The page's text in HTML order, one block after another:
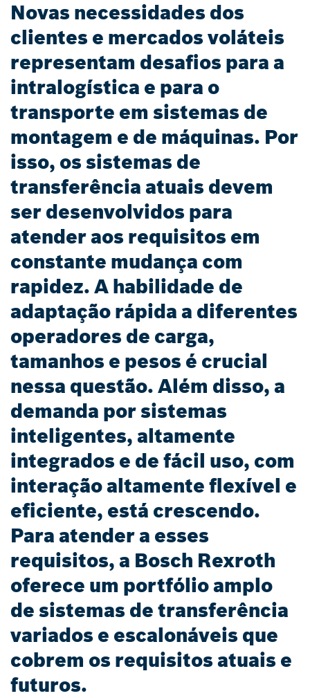
Novas necessidades dos
clientes e mercados voláteis
representam desafios para a
intralogística e para o
transporte em sistemas de
montagem e de máquinas. Por
isso, os sistemas de
transferência atuais devem
ser desenvolvidos para
atender aos requisitos em
constante mudança com
rapidez. A habilidade de
adaptação rápida a diferentes
operadores de carga,
tamanhos e pesos é crucial
nessa questão. Além disso, a
demanda por sistemas
inteligentes, altamente
integrados e de fácil uso, com
interação altamente flexível e
eficiente, está crescendo.
Para atender a esses
requisitos, a Bosch Rexroth
oferece um portfólio amplo
de sistemas de transferência
variados e escalonáveis que
cobrem os requisitos atuais e
futuros.